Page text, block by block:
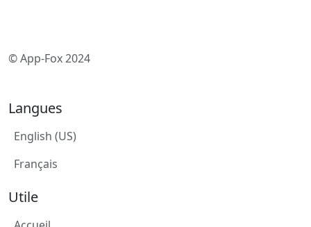
© App-Fox 2024
Langues
English (US)
Français
Utile